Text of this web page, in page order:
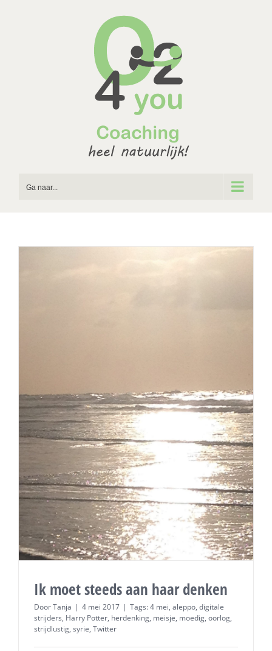
Ga naar...
Ik moet steeds aan haar denken
DoorTanja | 4 mei 2017 | Tags:4 mei, aleppo, digitale
strijders, Harry Potter, herdenking, meisje, moedig, oorlog,
strijdlustig, syrie, Twitter